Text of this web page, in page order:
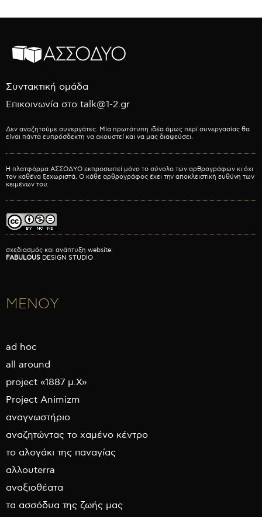
Συντακτική ομάδα
Επικοινωνία στο talk@1-2.gr
Δεν αναζητούμε συνεργάτες. Μία πρωτότυπη ιδέα όμως περί συνεργασίας θα
είναι πάντα ευπρόσδεκτη να ακουστεί και να μας διαψεύσει.
Η πλατφόρμα ΑΣΣΟΔΥΟ εκπροσωπεί μόνο το σύνολο των αρθρογράφων κι όχι
τον καθένα ξεχωριστά. Ο κάθε αρθρογράφος έχει την αποκλειστική ευθύνη των
κειμένων του.
σχεδιασμός και ανάπτυξη website:
FABULOUS DESIGN STUDIO
ΜΕΝΟΥ
ad hoc
all around
project «1887 μ.Χ»
Project Animizm
αναγνωστήριο
αναζητώντας το χαμένο κέντρο
το αλογάκι της παναγίας
αλλουterra
αναξιοθέατα
τα ασσόδυα της ζωής μας